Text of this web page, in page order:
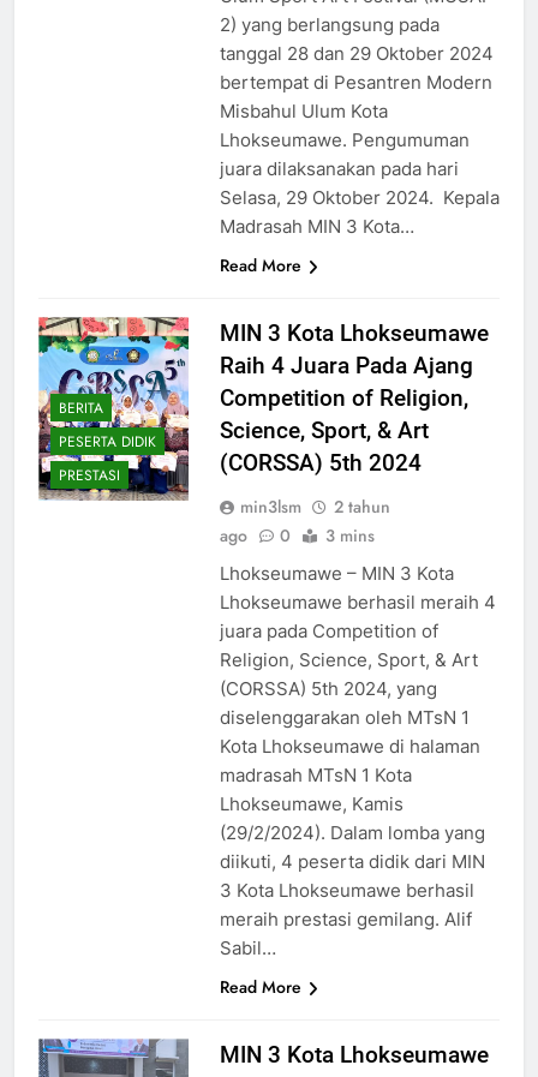
2) yang berlangsung pada
tanggal 28 dan 29 Oktober 2024
bertempat di Pesantren Modern
Misbahul Ulum Kota
Lhokseumawe. Pengumuman
juara dilaksanakan pada hari
Selasa, 29 Oktober 2024. Kepala
Madrasah MIN 3 Kota…
Read More
BERITA
PESERTA DIDIK
PRESTASI
MIN 3 Kota Lhokseumawe
Raih 4 Juara Pada Ajang
Competition of Religion,
Science, Sport, & Art
(CORSSA) 5th 2024
min3lsm
2 tahun
ago
0 3 mins
Lhokseumawe – MIN 3 Kota
Lhokseumawe berhasil meraih 4
juara pada Competition of
Religion, Science, Sport, & Art
(CORSSA) 5th 2024, yang
diselenggarakan oleh MTsN 1
Kota Lhokseumawe di halaman
madrasah MTsN 1 Kota
Lhokseumawe, Kamis
(29/2/2024). Dalam lomba yang
diikuti, 4 peserta didik dari MIN
3 Kota Lhokseumawe berhasil
meraih prestasi gemilang. Alif
Sabil…
Read More
MIN 3 Kota Lhokseumawe